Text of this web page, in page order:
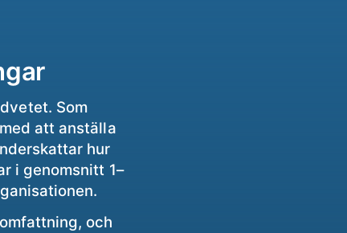
Som
att anställa
hur
i genomsnitt 1–
och